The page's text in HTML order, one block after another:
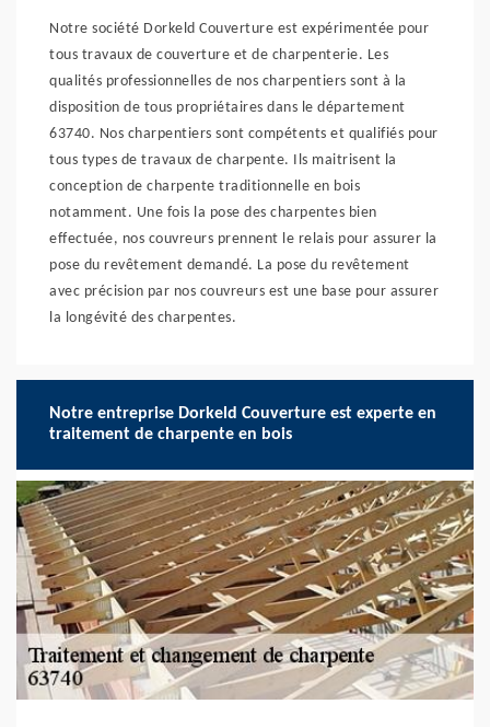
Notre société Dorkeld Couverture est expérimentée pour
tous travaux de couverture et de charpenterie. Les
qualités professionnelles de nos charpentiers sont à la
disposition de tous propriétaires dans le département
63740. Nos charpentiers sont compétents et qualifiés pour
tous types de travaux de charpente. Ils maitrisent la
conception de charpente traditionnelle en bois
notamment. Une fois la pose des charpentes bien
effectuée, nos couvreurs prennent le relais pour assurer la
pose du revêtement demandé. La pose du revêtement
avec précision par nos couvreurs est une base pour assurer
la longévité des charpentes.
Notre entreprise Dorkeld Couverture est experte en
traitement de charpente en bois